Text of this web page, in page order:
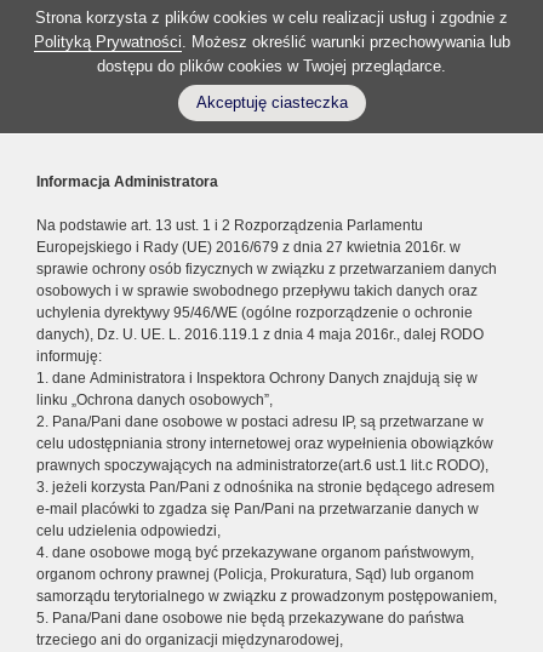
Strona korzysta z plików cookies w celu realizacji usług i zgodnie z
Polityką Prywatności. Możesz określić warunki przechowywania lub
dostępu do plików cookies w Twojej przeglądarce.
Akceptuję ciasteczka
Informacja Administratora
Na podstawie art. 13 ust. 1 i 2 Rozporządzenia Parlamentu
Europejskiego i Rady (UE) 2016/679 z dnia 27 kwietnia 2016r. w
sprawie ochrony osób fizycznych w związku z przetwarzaniem danych
osobowych i w sprawie swobodnego przepływu takich danych oraz
uchylenia dyrektywy 95/46/WE (ogólne rozporządzenie o ochronie
danych), Dz. U. UE. L. 2016.119.1 z dnia 4 maja 2016r., dalej RODO
informuję:
1. dane Administratora i Inspektora Ochrony Danych znajdują się w
linku „Ochrona danych osobowych”,
2. Pana/Pani dane osobowe w postaci adresu IP, są przetwarzane w
celu udostępniania strony internetowej oraz wypełnienia obowiązków
prawnych spoczywających na administratorze(art.6 ust.1 lit.c RODO),
3. jeżeli korzysta Pan/Pani z odnośnika na stronie będącego adresem
e-mail placówki to zgadza się Pan/Pani na przetwarzanie danych w
celu udzielenia odpowiedzi,
4. dane osobowe mogą być przekazywane organom państwowym,
organom ochrony prawnej (Policja, Prokuratura, Sąd) lub organom
samorządu terytorialnego w związku z prowadzonym postępowaniem,
5. Pana/Pani dane osobowe nie będą przekazywane do państwa
trzeciego ani do organizacji międzynarodowej,